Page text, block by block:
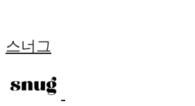
스너그